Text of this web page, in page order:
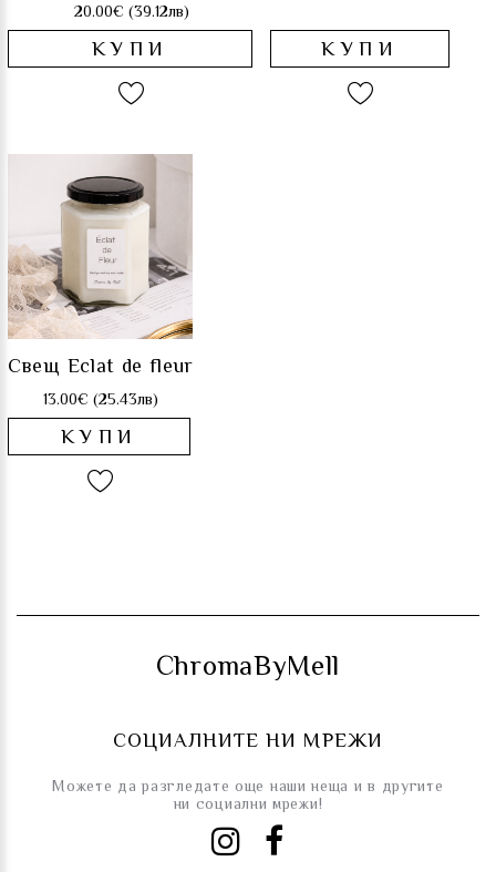
20.00€ (39.12лв)
КУПИ КУПИ
Свещ Eclat de fleur
13.00€ (25.43лв)
КУПИ
ChromaByMell
СОЦИАЛНИТЕ НИ МРЕЖИ
Можете да разгледате още наши неща и в другите
ни социални мрежи!